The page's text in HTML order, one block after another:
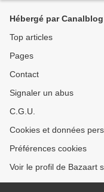
Hébergé par Canalblog
Top articles
Pages
Contact
Signaler un abus
C.G.U.
Cookies et données
Préférences cookies
Voir le profil de Bazaart